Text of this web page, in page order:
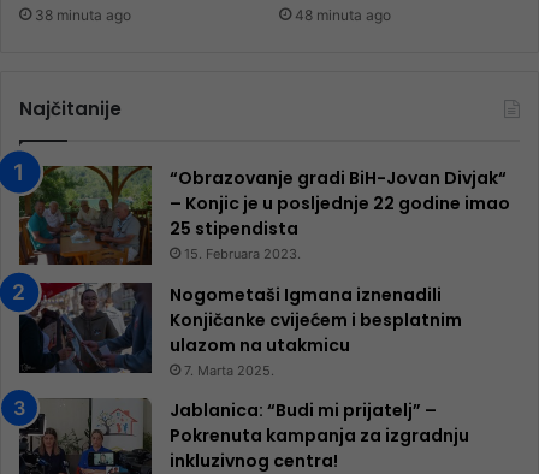
38 minuta ago 48 minuta ago
Najčitanije
“Obrazovanje gradi BiH-Jovan Divjak“
– Konjic je u posljednje 22 godine imao
25 ​​stipendista
15. Februara 2023.
Nogometaši Igmana iznenadili
Konjičanke cvijećem i besplatnim
ulazom na utakmicu
7. Marta 2025.
Jablanica: “Budi mi prijatelj” –
Pokrenuta kampanja za izgradnju
inkluzivnog centra!